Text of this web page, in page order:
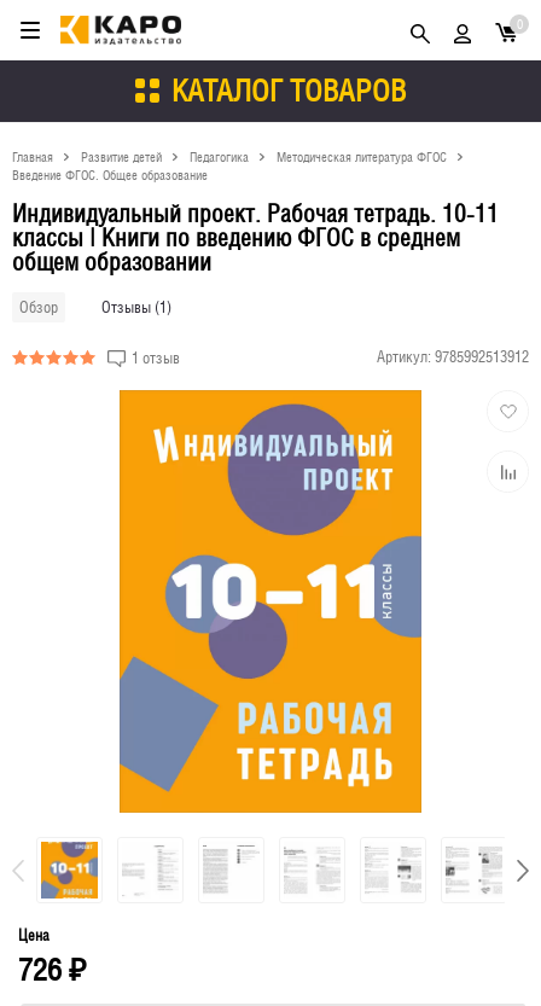
КАТАЛОГ ТОВАРОВ
0
Главная Развитие детей Педагогика
Методическая литература ФГОС
Введение ФГОС. Общее образование
Индивидуальный проект. Рабочая тетрадь. 10-11
классы | Книги по введению ФГОС в среднем
общем образовании
Обзор Отзывы (1)
Артикул: 9785992513912
1 отзыв
Цена
726 ₽